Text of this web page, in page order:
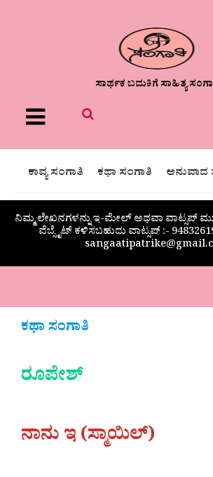
ಸಾರ್ಥಕ ಬದುಕಿಗೆ ಸಾಹಿತ್ಯ
Menu
ಕಾವ್ಯ ಸಂಗಾತಿ ಕಥಾ ಸಂಗಾತಿ ಅನುವಾದ
ನಿಮ್ಮ ಲೇಖನಗಳನ್ನು ಇ-ಮೇಲ್ ಅಥವಾ ವಾಟ್ಸಪ್
ವೆಬ್ಸೈಟ್ ಕಳಿಸಬಹುದು ವಾಟ್ಸಪ್‌ :-
ಕಥಾ ಸಂಗಾತಿ
ರೂಪೇಶ್
ನಾನು ಇ (ಸ್ಮಾಯಿಲ್)